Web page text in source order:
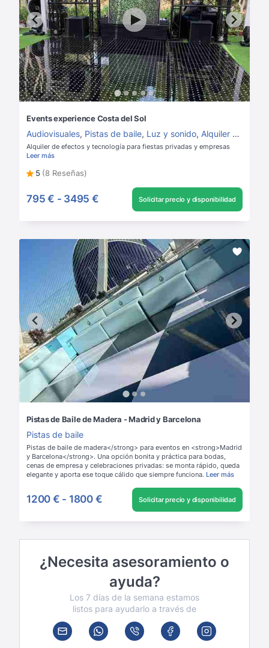
Events experience Costa del Sol
Audiovisuales, Pistas de baile, Luz y sonido, Alquiler de luz y sonido
Alquiler de efectos y tecnología para fiestas privadas y empresas
Leer más
5 (8 Reseñas)
795 € - 3495 € Solicitar precio y disponibilidad
Pistas de Baile de Madera - Madrid y Barcelona
Pistas de baile
Pistas de baile de madera</strong> para eventos en <strong>Madrid
y Barcelona</strong>. Una opción bonita y práctica para bodas,
cenas de empresa y celebraciones privadas: se monta rápido, queda
elegante y aporta ese toque cálido que siempre funciona. Leer más
1200 € - 1800 € Solicitar precio y disponibilidad
¿Necesita asesoramiento o
ayuda?
Los 7 días de la semana estamos
listos para ayudarlo a través de